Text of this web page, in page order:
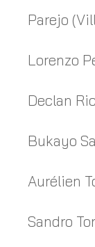
Parejo
Lorenzo
Declan
Bukayo
Aurélien
Sandro